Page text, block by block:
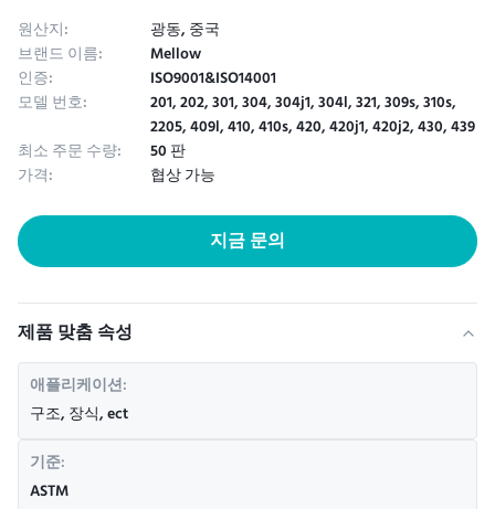
원산지:
광동, 중국
브랜드 이름: Mellow
인증: ISO9001&ISO14001
모델 번호: 201, 202, 301, 304, 304j1, 304l, 321, 309s, 310s,
2205, 409l, 410, 410s, 420, 420j1, 420j2, 430, 439
최소 주문 수량: 50 판
가격: 협상 가능
지금 문의
제품 맞춤 속성
애플리케이션:
구조, 장식, ect
기준:
ASTM